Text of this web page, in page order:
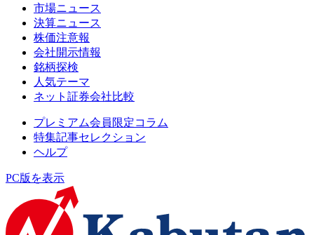
市場ニュース
決算ニュース
株価注意報
会社開示情報
銘柄探検
人気テーマ
ネット証券会社比較
プレミアム会員限定コラム
特集記事セレクション
ヘルプ
PC版を表示